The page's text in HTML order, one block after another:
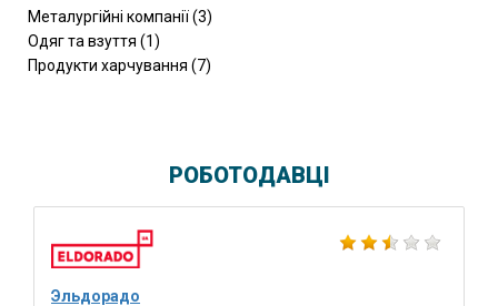
Металургійні компанії (3)
Одяг та взуття (1)
Продукти харчування (7)
РОБОТОДАВЦІ
Эльдорадо